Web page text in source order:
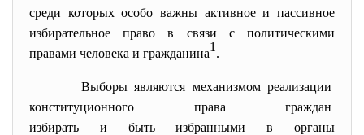
среди которых особо важны активное и пассивное
избирательное право в связи с политическими
правами человека и гражданина1 .
Выборы являются механизмом реализации
конституционного права граждан
избирать и быть избранными в органы